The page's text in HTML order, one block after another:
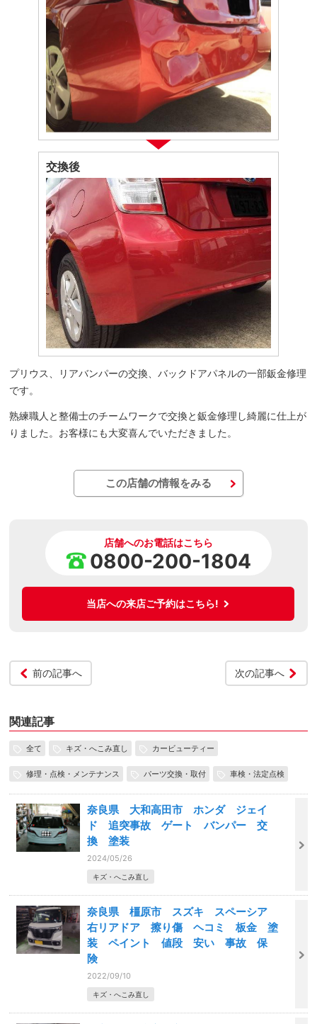
交換後
プリウス、リアバンパーの交換、バックドアパネルの一部鈑金修理
です。
熟練職人と整備士のチームワークで交換と鈑金修理し綺麗に仕上が
りました。お客様にも大変喜んでいただきました。
この店舗の情報をみる
店舗へのお電話はこちら
0800-200-1804
当店への来店ご予約はこちら!
前の記事へ 次の記事へ
関連記事
全て キズ・へこみ直し カービューティー
修理・点検・メンテナンス パーツ交換・取付 車検・法定点検
奈良県 大和高田市 ホンダ ジェイ
ド 追突事故 ゲート バンパー 交
換 塗装
2024/05/26
キズ・へこみ直し
奈良県 橿原市 スズキ スペーシア
右リアドア 擦り傷 ヘコミ 板金 塗
装 ペイント 値段 安い 事故 保
険
2022/09/10
キズ・へこみ直し